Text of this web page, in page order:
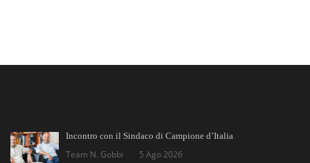
Incontro con il Sindaco di Campione d’Italia
Team N. Gobbi 5 Ago 2026